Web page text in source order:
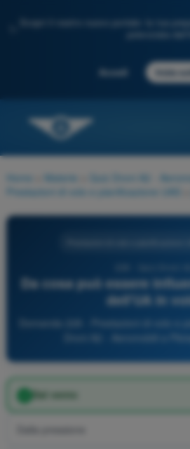
Scopri il nostro nuovo portale: la tua
Accedi Inizia
Home Materie Quiz Droni A2 -
Prestazioni di volo e pianificazione UAS
Da cosa può essere
dell'UA in
Droni A2 - Aeromobili a
Dal vento